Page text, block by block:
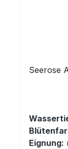
Seerose
Eignung: